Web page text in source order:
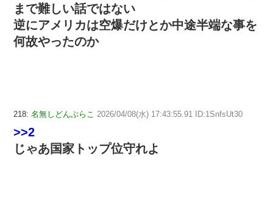
まで難しい話ではない
逆にアメリカは空爆だけとか中途半端な事を
何故やったのか
218: 名無しどんぶらこ 2026/04/08(水) 17:43:55.91 ID:1SnfsUt30
>>2
じゃあ国家トップ位守れよ